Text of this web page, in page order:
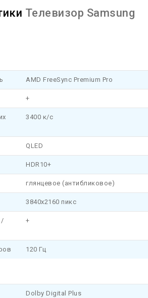
Телевизор Samsung
AMD FreeSync Premium Pro
+
3400 к/с
QLED
HDR10+
глянцевое (антибликовое)
3840x2160 пикс
/
+
120 Гц
Dolby Digital Plus